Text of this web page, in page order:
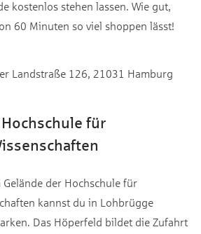
kostenlos stehen lassen. Wie gut,
60 Minuten so viel shoppen lässt!
Landstraße 126, 21031 Hamburg
für
Gelände der Hochschule für
kannst du in Lohbrügge
Das Höperfeld bildet die Zufahrt